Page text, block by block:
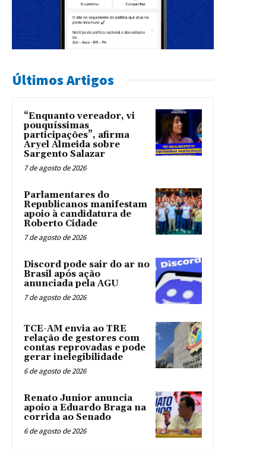
Últimos Artigos
“Enquanto vereador, vi
pouquíssimas
participações”, afirma
Aryel Almeida sobre
Sargento Salazar
7 de agosto de 2026
Parlamentares do
Republicanos manifestam
apoio à candidatura de
Roberto Cidade
7 de agosto de 2026
Discord pode sair do ar no
Brasil após ação
anunciada pela AGU
7 de agosto de 2026
TCE-AM envia ao TRE
relação de gestores com
contas reprovadas e pode
gerar inelegibilidade
6 de agosto de 2026
Renato Junior anuncia
apoio a Eduardo Braga na
corrida ao Senado
6 de agosto de 2026